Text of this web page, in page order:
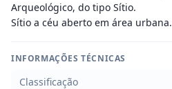
Arqueológico, do tipo Sítio.
Sítio a céu aberto em área urbana.
INFORMAÇÕES TÉCNICAS
Classificação